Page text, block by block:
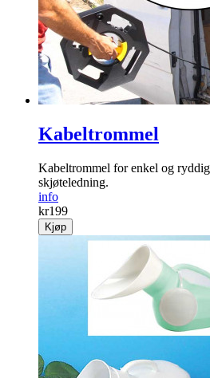
Kabeltrommel
Kabel­trommel for enkel og
skjøteledning.
info
kr199
Kjøp